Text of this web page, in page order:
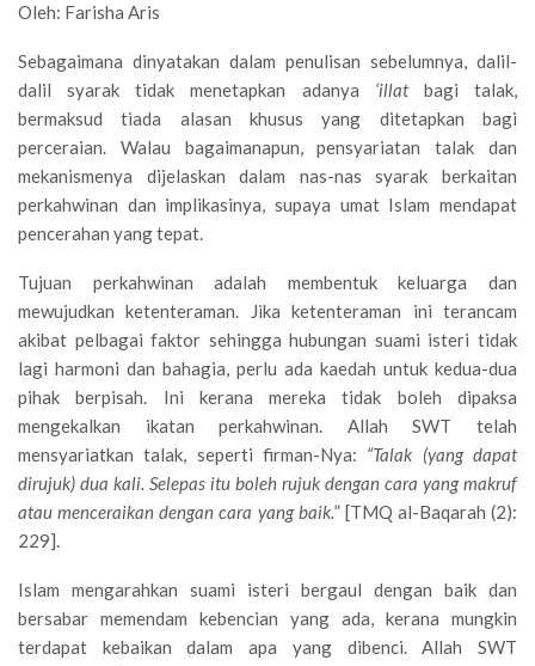
Oleh: Farisha Aris
Sebagaimana dinyatakan dalam penulisan sebelumnya, dalil-
dalil syarak tidak menetapkan adanya ‘illat bagi talak,
bermaksud tiada alasan khusus yang ditetapkan bagi
perceraian. Walau bagaimanapun, pensyariatan talak dan
mekanismenya dijelaskan dalam nas-nas syarak berkaitan
perkahwinan dan implikasinya, supaya umat Islam mendapat
pencerahan yang tepat.
Tujuan perkahwinan adalah membentuk keluarga dan
mewujudkan ketenteraman. Jika ketenteraman ini terancam
akibat pelbagai faktor sehingga hubungan suami isteri tidak
lagi harmoni dan bahagia, perlu ada kaedah untuk kedua-dua
pihak berpisah. Ini kerana mereka tidak boleh dipaksa
mengekalkan ikatan perkahwinan. Allah SWT telah
mensyariatkan talak, seperti firman-Nya: “Talak (yang dapat
dirujuk) dua kali. Selepas itu boleh rujuk dengan cara yang makruf
atau menceraikan dengan cara yang baik.” [TMQ al-Baqarah (2):
229].
Islam mengarahkan suami isteri bergaul dengan baik dan
bersabar memendam kebencian yang ada, kerana mungkin
terdapat kebaikan dalam apa yang dibenci. Allah SWT